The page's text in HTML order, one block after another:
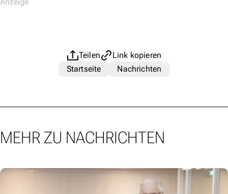
Teilen
Link kopieren
Startseite
Nachrichten
MEHR ZU NACHRICHTEN